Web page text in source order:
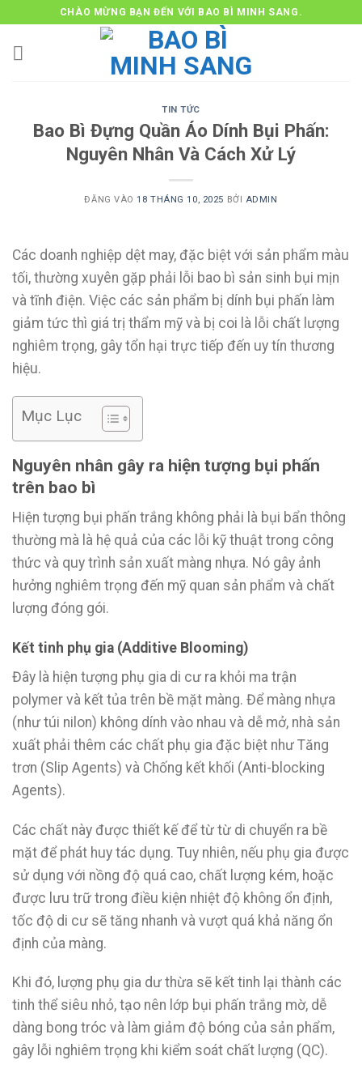
qua
nội
CHÀO MỪNG BẠN ĐẾN VỚI BAO BÌ MINH SANG.
TIN TỨC
Bao Bì Đựng Quần Áo Dính Bụi Phấn:
Nguyên Nhân Và Cách Xử Lý
ĐĂNG VÀO18 THÁNG 10, 2025 BỞI ADMIN
Các doanh nghiệp dệt may, đặc biệt với sản phẩm màu
tối, thường xuyên gặp phải lỗi bao bì sản sinh bụi mịn
và tĩnh điện. Việc các sản phẩm bị dính bụi phấn làm
giảm tức thì giá trị thẩm mỹ và bị coi là lỗi chất lượng
nghiêm trọng, gây tổn hại trực tiếp đến uy tín thương
hiệu.
Mục Lục
Nguyên nhân gây ra hiện tượng bụi phấn
trên bao bì
Hiện tượng bụi phấn trắng không phải là bụi bẩn thông
thường mà là hệ quả của các lỗi kỹ thuật trong công
thức và quy trình sản xuất màng nhựa. Nó gây ảnh
hưởng nghiêm trọng đến mỹ quan sản phẩm và chất
lượng đóng gói.
Kết tinh phụ gia (Additive Blooming)
Đây là hiện tượng phụ gia di cư ra khỏi ma trận
polymer và kết tủa trên bề mặt màng. Để màng nhựa
(như túi nilon) không dính vào nhau và dễ mở, nhà sản
xuất phải thêm các chất phụ gia đặc biệt như Tăng
trơn (Slip Agents) và Chống kết khối (Anti-blocking
Agents).
Các chất này được thiết kế để từ từ di chuyển ra bề
mặt để phát huy tác dụng. Tuy nhiên, nếu phụ gia được
sử dụng với nồng độ quá cao, chất lượng kém, hoặc
được lưu trữ trong điều kiện nhiệt độ không ổn định,
tốc độ di cư sẽ tăng nhanh và vượt quá khả năng ổn
định của màng.
Khi đó, lượng phụ gia dư thừa sẽ kết tinh lại thành các
tinh thể siêu nhỏ, tạo nên lớp bụi phấn trắng mờ, dễ
dàng bong tróc và làm giảm độ bóng của sản phẩm,
gây lỗi nghiêm trọng khi kiểm soát chất lượng (QC).